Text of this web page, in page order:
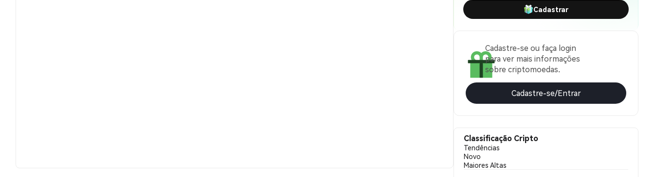
Cadastrar
Cadastre-se ou faça login
para ver mais informações
sobre criptomoedas.
Cadastre-se/Entrar
Classificação Cripto
Tendências
Novo
Maiores Altas